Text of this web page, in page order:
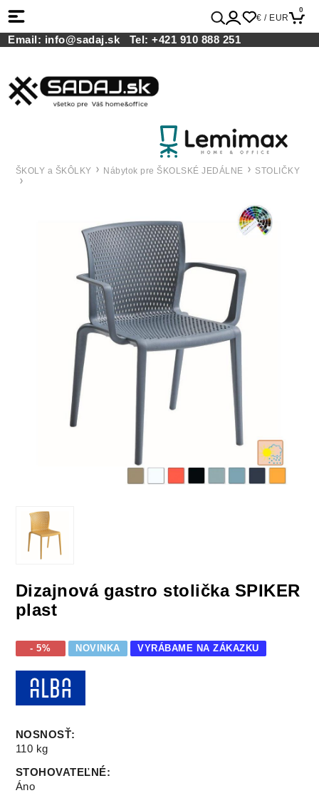
€ / EUR
0
Email: info@sadaj.sk Tel:+421 910 888 251
ŠKOLY a ŠKÔLKY Nábytok pre ŠKOLSKÉ JEDÁLNE STOLIČKY
Dizajnová gastro stolička SPIKER
plast
- 5% NOVINKA VYRÁBAME NA ZÁKAZKU
NOSNOSŤ:
110 kg
STOHOVATEĽNÉ:
Áno